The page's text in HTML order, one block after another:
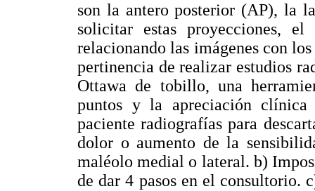
son la antero posterior (AP), la
solicitar estas proyecciones,
relacionando las imágenes con
pertinencia de realizar estudios
Ottawa de tobillo, una
puntos y la apreciación
paciente radiografías para
dolor o aumento de la
maléolo medial o lateral. b)
de dar 4 pasos en el consultorio.